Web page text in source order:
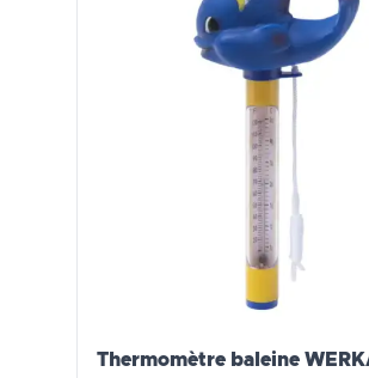
Thermomètre baleine